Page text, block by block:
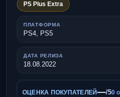
PS Plus Extra
ПЛАТФОРМА
PS4, PS5
ДАТА РЕЛИЗА
18.08.2022
ОЦЕНКА ПОКУПАТЕЛЕЙ—/50